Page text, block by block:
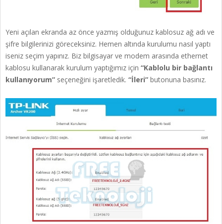
Yeni açılan ekranda az önce yazmış olduğunuz kablosuz ağ adı ve
şifre bilgilerinizi göreceksiniz. Hemen altında kurulumu nasıl yaptı
iseniz seçim yapınız. Biz bilgisayar ve modem arasında ethernet
kablosu kullanarak kurulum yaptığımız için “Kablolu bir bağlantı
kullanıyorum” seçeneğini işaretledik. “İleri” butonuna basınız.